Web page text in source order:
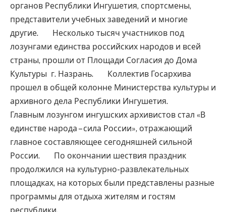
органов Республики Ингушетия, спортсмены,
представители учебных заведений и многие
другие. Несколько тысяч участников под
лозунгами единства российских народов и всей
страны, прошли от Площади Согласия до Дома
Культуры г. Назрань. Коллектив Госархива
прошел в общей колонне Министерства культуры и
архивного дела Республики Ингушетия.
Главным лозунгом ингушских архивистов стал «В
единстве народа – сила России», отражающий
главное составляющее сегодняшней сильной
России. По окончании шествия праздник
продолжился на культурно-развлекательных
площадках, на которых были представлены разные
программы для отдыха жителям и гостям